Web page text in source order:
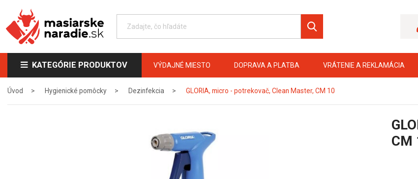
KATEGÓRIE PRODUKTOV VÝDAJNÉ MIESTO DOPRAVA A PLATBA VRÁTENIE A REKLAMÁCIA
Úvod Hygienické pomôcky Dezinfekcia GLORIA, micro - potrekovač, Clean Master, CM 10
CM